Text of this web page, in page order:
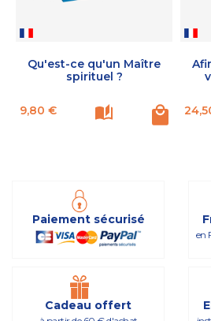
Qu'est-ce qu'un Maître
spirituel ?
Prix
9,80 € Prix
Paiement sécurisé
en
Cadeau offert